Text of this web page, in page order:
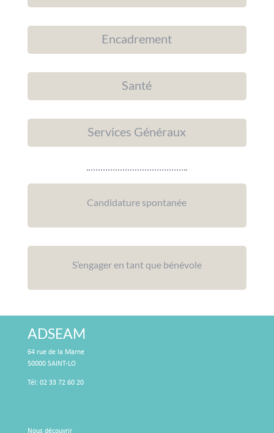
Encadrement
Santé
Services Généraux
Candidature spontanée
S’engager en tant que bénévole
ADSEAM
64 rue de la Marne
50000 SAINT-LO
Tél: 02 33 72 60 20
Nous découvrir